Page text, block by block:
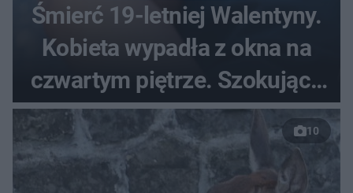
Śmierć 19-letniej Walentyny.
Kobieta wypadła z okna na
czwartym piętrze. Szokujące
nagranie trafiło do sieci
10